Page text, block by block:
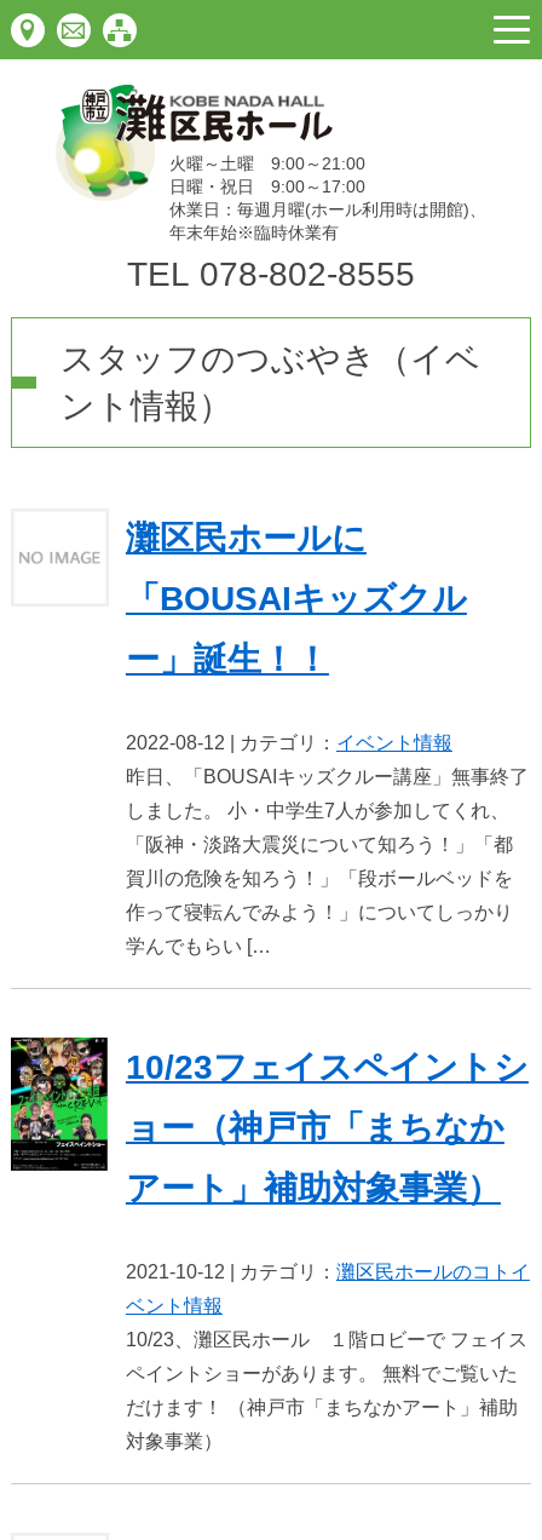
火曜～土曜 9:00～21:00
日曜・祝日 9:00～17:00
休業日：毎週月曜(ホール利用時は開館)、
年末年始※臨時休業有
TEL 078-802-8555
スタッフのつぶやき（イベ
ント情報）
灘区民ホールに
「BOUSAIキッズクル
ー」誕生！！
2022-08-12 | カテゴリ： イベント情報
昨日、「BOUSAIキッズクルー講座」無事終了
しました。 小・中学生7人が参加してくれ、
「阪神・淡路大震災について知ろう！」「都
賀川の危険を知ろう！」「段ボールベッドを
作って寝転んでみよう！」についてしっかり
学んでもらい […
10/23フェイスペイントシ
ョー（神戸市「まちなか
アート」補助対象事業）
2021-10-12 | カテゴリ： 灘区民ホールのコト イ
ベント情報
10/23、灘区民ホール １階ロビーで フェイス
ペイントショーがあります。 無料でご覧いた
だけます！ （神戸市「まちなかアート」補助
対象事業）